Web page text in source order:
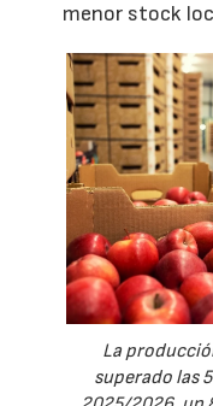
menor stock
La
superado las